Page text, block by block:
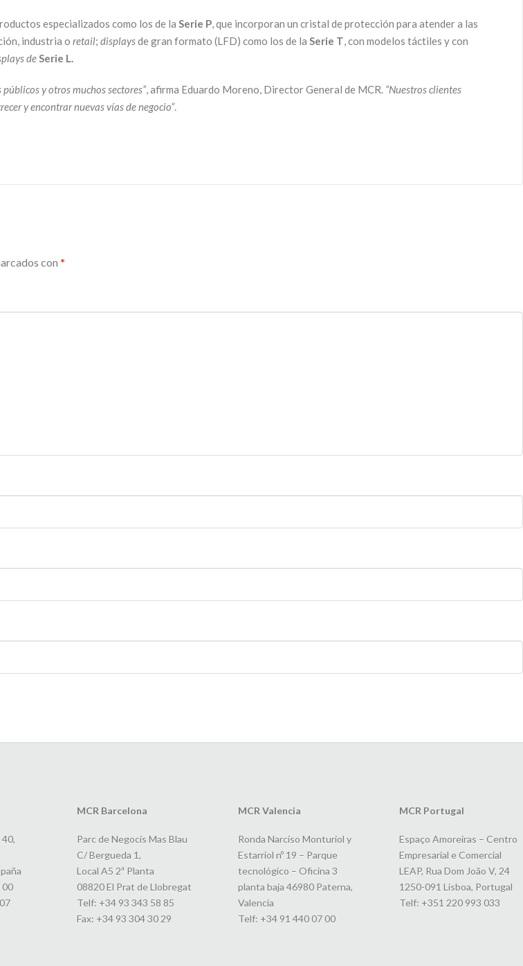
especializados como los de la Serie P, que incorporan un cristal de protección para atender a las
industria o retail; displaysde gran formato (LFD) como los de la Serie T, con modelos táctiles y con
deSerie L.
y otros muchos sectores”, afirma Eduardo Moreno, Director General de MCR. “Nuestros clientes
y encontrar nuevas vías de negocio”.
con *
00
MCR Barcelona
Parc de Negocis Mas Blau
C/ Bergueda 1,
Local A5 2ª Planta
08820 El Prat de Llobregat
Telf: +34 93 343 58 85
Fax: +34 93 304 30 29
MCR Valencia
Ronda Narciso Monturiol y
Estarriol nº 19 – Parque
tecnológico – Oficina 3
planta baja 46980 Paterna,
Valencia
Telf: +34 91 440 07 00
MCR Portugal
Espaço Amoreiras – Centro
Empresarial e Comercial
LEAP, Rua Dom João V, 24
1250-091 Lisboa, Portugal
Telf: +351 220 993 033